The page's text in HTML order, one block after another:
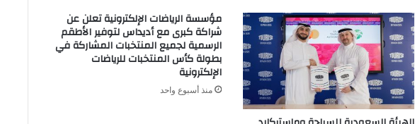
مؤسسة الرياضات الإلكترونية تعلن عن
شراكة كبرى مع أديداس لتوفير الأطقم
الرسمية لجميع المنتخبات المشاركة في
بطولة كأس المنتخبات للرياضات
الإلكترونية
منذ أسبوع واحد